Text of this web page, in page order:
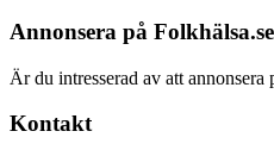
Annonsera på Folkhälsa.se
Är du intresserad av att
Kontakt